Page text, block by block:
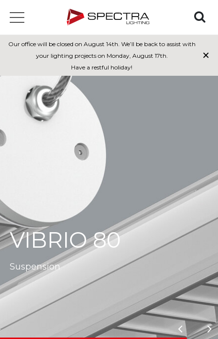
Our office will be closed on August 14th. We’ll be back to assist with
your lighting projects on Monday, August 17th.
Have a restful holiday!
×
VIBRIO 80
Suspension